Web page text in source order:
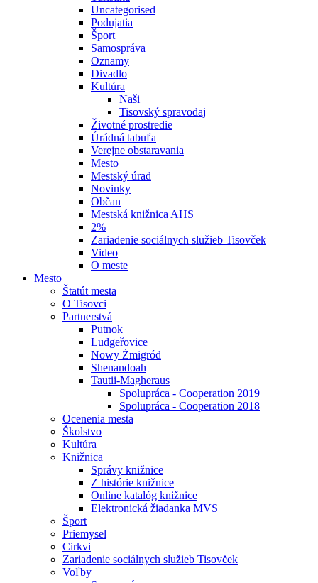
Uncategorised
Podujatia
Šport
Samospráva
Oznamy
Divadlo
Kultúra
Naši
Tisovský spravodaj
Životné prostredie
Úrádná tabuľa
Verejne obstaravania
Mesto
Mestský úrad
Novinky
Občan
Mestská knižnica AHS
2%
Zariadenie sociálnych služieb Tisovček
Video
O meste
Mesto
Štatút mesta
O Tisovci
Partnerstvá
Putnok
Ludgeřovice
Nowy Żmigród
Shenandoah
Tautii-Magheraus
Spolupráca - Cooperation 2019
Spolupráca - Cooperation 2018
Ocenenia mesta
Školstvo
Kultúra
Knižnica
Správy knižnice
Z histórie knižnice
Online katalóg knižnice
Elektronická žiadanka MVS
Šport
Priemysel
Cirkvi
Zariadenie sociálnych služieb Tisovček
Voľby